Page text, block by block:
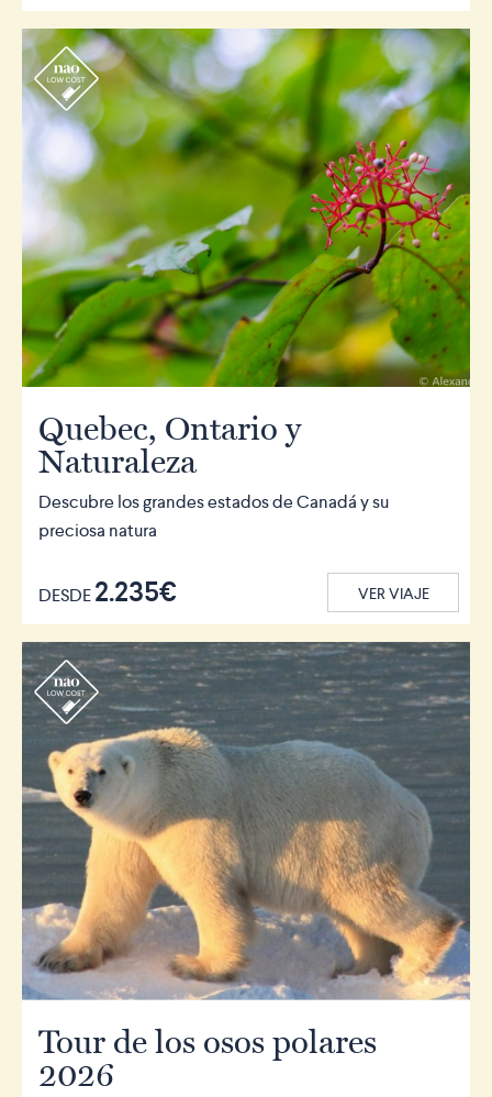
r
Quebec, Ontario y
Naturaleza
Descubre los grandes estados de Canadá y su
preciosa natura
DESDE2.235€ VER VIAJE
r
Tour de los osos polares
2026